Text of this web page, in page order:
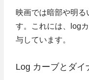
映画では暗部や明
す。これには、log
与しています。
Log カーブとダイ